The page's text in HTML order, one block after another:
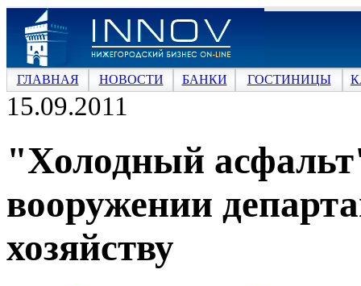
ГЛАВНАЯ НОВОСТИ БАНКИ ГОСТИНИЦЫ
15.09.2011
"Холодный
вооружении
хозяйству